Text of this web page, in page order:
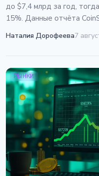
до $7,4 млрд за год,
15%. Данные отчёта
Наталия Дорофеева7
РЫНКИ